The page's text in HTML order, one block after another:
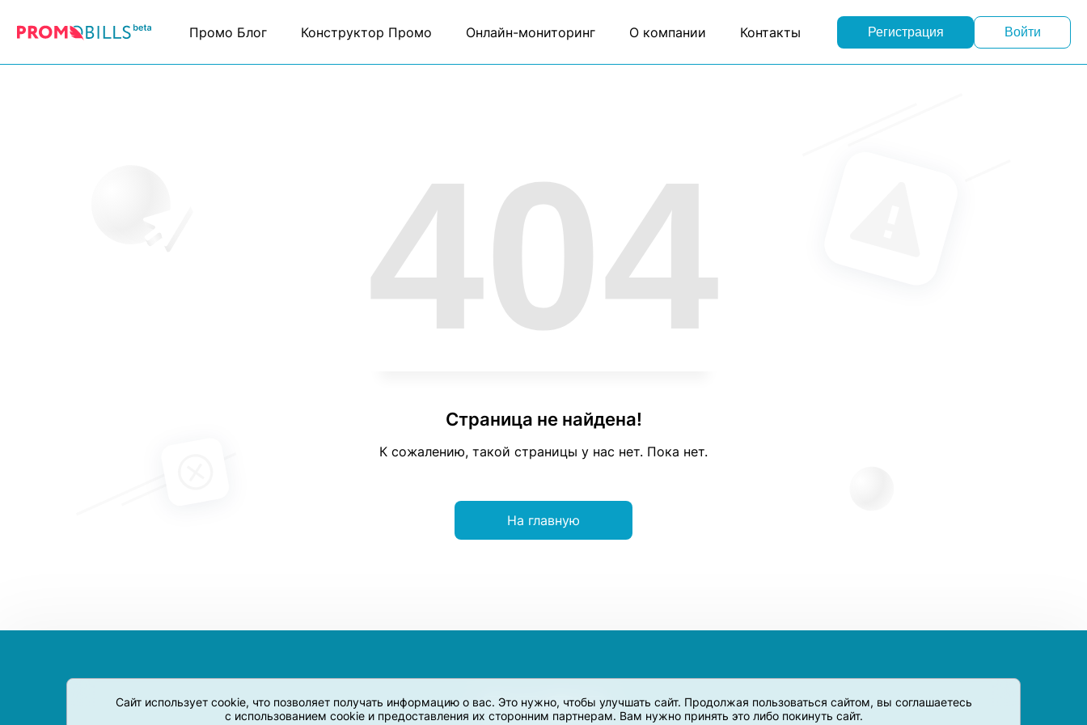
Сайт использует cookie, что позволяет получать информацию о вас. Это нужно, чтобы улучшать сайт. Продолжая пользоваться сайтом, вы соглашаетесь
с использованием cookie и предоставления их сторонним партнерам. Вам нужно принять это либо покинуть сайт.
Промо Блог Конструктор Промо Онлайн-мониторинг О компании Контакты Регистрация Войти
404
Страница не найдена!
К сожалению, такой страницы у нас нет. Пока нет.
На главную